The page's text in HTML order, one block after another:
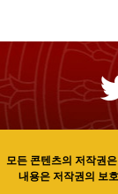
모든 콘텐츠의 저작권
내용은 저작권의 보